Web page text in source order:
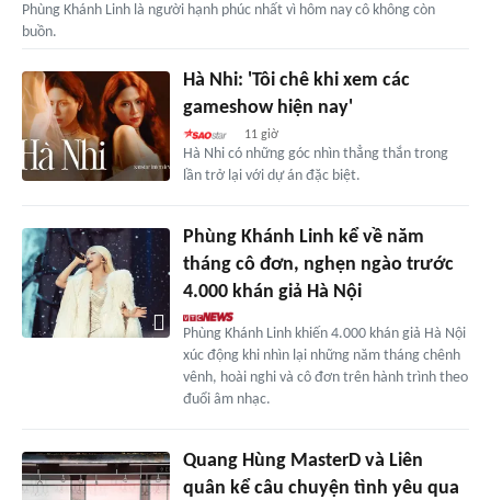
Phùng Khánh Linh là người hạnh phúc nhất vì hôm nay cô không còn
buồn.
Hà Nhi: 'Tôi chê khi xem các
gameshow hiện nay'
11 giờ
Hà Nhi có những góc nhìn thẳng thắn trong
lần trở lại với dự án đặc biệt.
Phùng Khánh Linh kể về năm
tháng cô đơn, nghẹn ngào trước
4.000 khán giả Hà Nội
Phùng Khánh Linh khiến 4.000 khán giả Hà Nội
xúc động khi nhìn lại những năm tháng chênh
vênh, hoài nghi và cô đơn trên hành trình theo
đuổi âm nhạc.
Quang Hùng MasterD và Liên
quân kể câu chuyện tình yêu qua